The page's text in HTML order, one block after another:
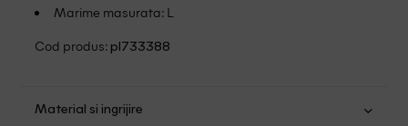
Marime masurata: L
Cod produs: pl733388
Material si ingrijire